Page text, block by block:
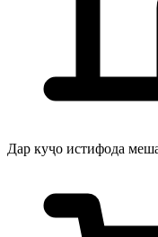
Дар куҷо истифода